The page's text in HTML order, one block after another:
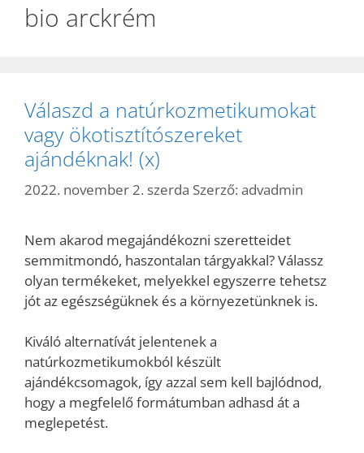
bio arckrém
Válaszd a natúrkozmetikumokat
vagy ökotisztítószereket
ajándéknak! (x)
2022. november 2. szerda Szerző: advadmin
Nem akarod megajándékozni szeretteidet
semmitmondó, haszontalan tárgyakkal? Válassz
olyan termékeket, melyekkel egyszerre tehetsz
jót az egészségüknek és a környezetünknek is.
Kiváló alternatívát jelentenek a
natúrkozmetikumokból készült
ajándékcsomagok, így azzal sem kell bajlódnod,
hogy a megfelelő formátumban adhasd át a
meglepetést.